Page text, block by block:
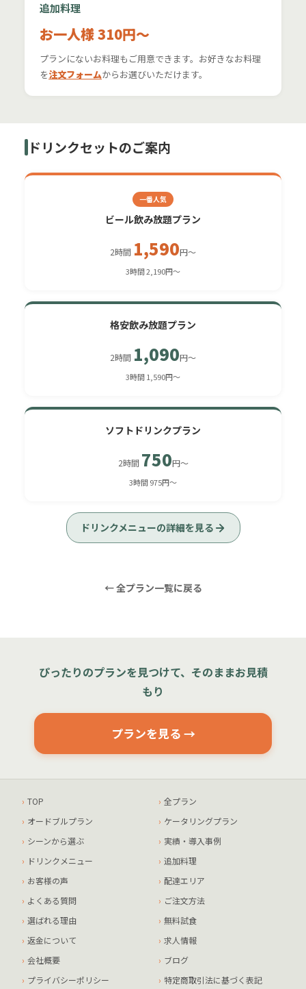
追加料理
お一人様 310円〜
プランにないお料理もご用意できます。お好きなお料理
を注文フォームからお選びいただけます。
ドリンクセットのご案内
一番人気
ビール飲み放題プラン
2時間 1,590円〜
3時間 2,190円〜
格安飲み放題プラン
2時間 1,090円〜
3時間 1,590円〜
ソフトドリンクプラン
2時間 750円〜
3時間 975円〜
ドリンクメニューの詳細を見る
← 全プラン一覧に戻る
ぴったりのプランを見つけて、そのままお見積
もり
プランを見る →
TOP
全プラン
オードブルプラン
ケータリングプラン
シーンから選ぶ
実績・導入事例
ドリンクメニュー
追加料理
お客様の声
配達エリア
よくある質問
ご注文方法
選ばれる理由
無料試食
返金について
求人情報
会社概要
ブログ
プライバシーポリシー
特定商取引法に基づく表記